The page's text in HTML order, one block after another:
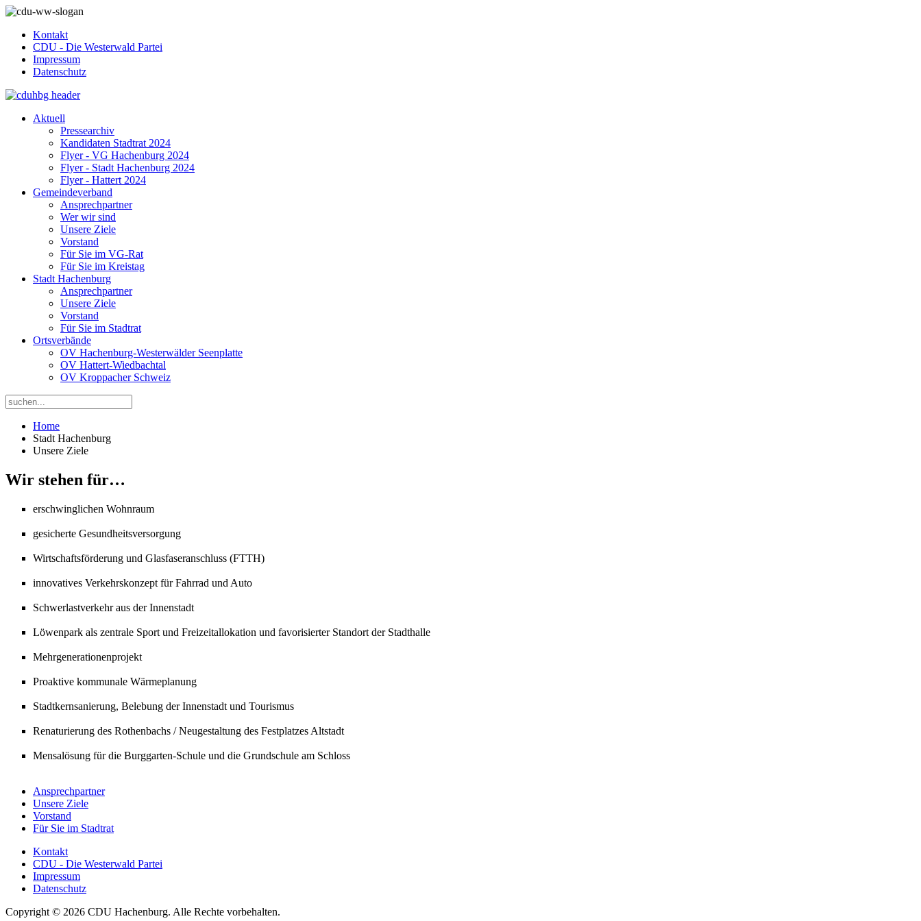
Kontakt
CDU - Die Westerwald Partei
Impressum
Datenschutz
Aktuell
Pressearchiv
Kandidaten Stadtrat 2024
Flyer - VG Hachenburg 2024
Flyer - Stadt Hachenburg 2024
Flyer - Hattert 2024
Gemeindeverband
Ansprechpartner
Wer wir sind
Unsere Ziele
Vorstand
Für Sie im VG-Rat
Für Sie im Kreistag
Stadt Hachenburg
Ansprechpartner
Unsere Ziele
Vorstand
Für Sie im Stadtrat
Ortsverbände
OV Hachenburg-Westerwälder Seenplatte
OV Hattert-Wiedbachtal
OV Kroppacher Schweiz
Home
Stadt Hachenburg
Unsere Ziele
Wir stehen für…
erschwinglichen Wohnraum
gesicherte Gesundheitsversorgung
Wirtschaftsförderung und Glasfaseranschluss (FTTH)
innovatives Verkehrskonzept für Fahrrad und Auto
Schwerlastverkehr aus der Innenstadt
Löwenpark als zentrale Sport und Freizeitallokation und favorisierter Standort der Stadthalle
Mehrgenerationenprojekt
Proaktive kommunale Wärmeplanung
Stadtkernsanierung, Belebung der Innenstadt und Tourismus
Renaturierung des Rothenbachs / Neugestaltung des Festplatzes Altstadt
Mensalösung für die Burggarten-Schule und die Grundschule am Schloss
Ansprechpartner
Unsere Ziele
Vorstand
Für Sie im Stadtrat
Kontakt
CDU - Die Westerwald Partei
Impressum
Datenschutz
Copyright © 2026 CDU Hachenburg. Alle Rechte vorbehalten.